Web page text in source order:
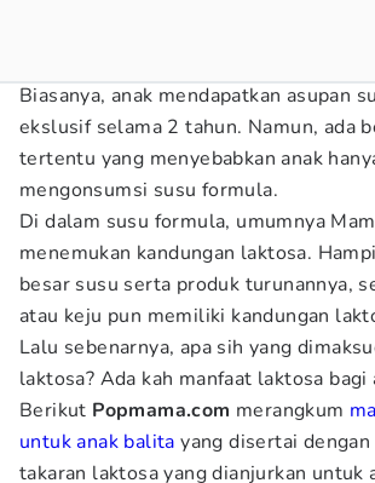
Biasanya, anak mendapatkan asupan
ekslusif selama 2 tahun. Namun, ada
tertentu yang menyebabkan anak
mengonsumsi susu formula.
Di dalam susu formula, umumnya
menemukan kandungan laktosa.
besar susu serta produk turunannya,
atau keju pun memiliki kandungan
Lalu sebenarnya, apa sih yang
laktosa? Ada kah manfaat laktosa bagi
Berikut Popmama.com merangkum
untuk anak balita yang disertai
takaran laktosa yang dianjurkan untuk